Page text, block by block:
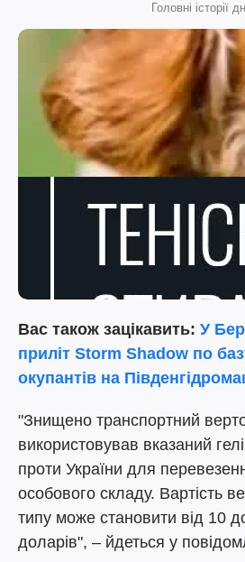
Головні історії
Вас також зацікавить: У
приліт Storm Shadow по
окупантів на
"Знищено транспортний
використовував вказаний
проти України для
особового складу. Вартість
типу може становити від 10
доларів", – йдеться у